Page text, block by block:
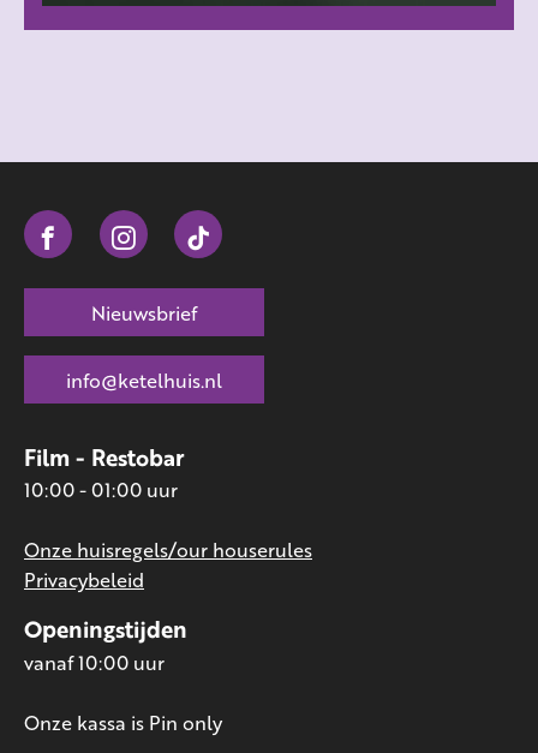
Openingstijden
vanaf 10:00 uur
Onze kassa is Pin only
Film - Restobar
10:00 - 01:00 uur
Onze huisregels/our houserules
Privacybeleid
Nieuwsbrief
info@ketelhuis.nl